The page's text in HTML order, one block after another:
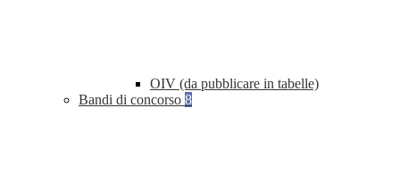
OIV (da pubblicare in tabelle)
Bandi di concorso 8